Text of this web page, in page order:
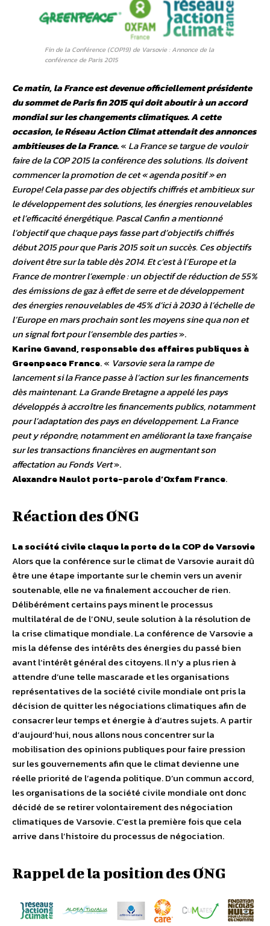
Fin de la Conférence (COP19) de Varsovie : Annonce de la
conférence de Paris 2015
Ce matin, la France est devenue officiellement présidente
du sommet de Paris fin 2015 qui doit aboutir à un accord
mondial sur les changements climatiques. A cette
occasion, le Réseau Action Climat attendait des annonces
ambitieuses de la France.« La France se targue de vouloir
faire de la COP 2015 la conférence des solutions. Ils doivent
commencer la promotion de cet « agenda positif » en
Europe! Cela passe par des objectifs chiffrés et ambitieux sur
le développement des solutions, les énergies renouvelables
et l’efficacité énergétique. Pascal Canfin a mentionné
l’objectif que chaque pays fasse part d’objectifs chiffrés
début 2015 pour que Paris 2015 soit un succès. Ces objectifs
doivent être sur la table dès 2014. Et c’est à l’Europe et la
France de montrer l’exemple : un objectif de réduction de 55%
des émissions de gaz à effet de serre et de développement
des énergies renouvelables de 45% d’ici à 2030 à l’échelle de
l’Europe en mars prochain sont les moyens sine qua non et
un signal fort pour l’ensemble des parties».
Karine Gavand, responsable des affaires publiques à
Greenpeace France. « Varsovie sera la rampe de
lancement si la France passe à l’action sur les financements
dès maintenant. La Grande Bretagne a appelé les pays
développés à accroître les financements publics, notamment
pour l’adaptation des pays en développement. La France
peut y répondre, notamment en améliorant la taxe française
sur les transactions financières en augmentant son
affectation au Fonds Vert».
Alexandre Naulot porte-parole d’Oxfam France.
Réaction des ONG
La société civile claque la porte de la COP de Varsovie
Alors que la conférence sur le climat de Varsovie aurait dû
être une étape importante sur le chemin vers un avenir
soutenable, elle ne va finalement accoucher de rien.
Délibérément certains pays minent le processus
multilatéral de de l’ONU, seule solution à la résolution de
la crise climatique mondiale. La conférence de Varsovie a
mis la défense des intérêts des énergies du passé bien
avant l’intérêt général des citoyens. Il n’y a plus rien à
attendre d’une telle mascarade et les organisations
représentatives de la société civile mondiale ont pris la
décision de quitter les négociations climatiques afin de
consacrer leur temps et énergie à d’autres sujets. A partir
d’aujourd’hui, nous allons nous concentrer sur la
mobilisation des opinions publiques pour faire pression
sur les gouvernements afin que le climat devienne une
réelle priorité de l’agenda politique. D’un commun accord,
les organisations de la société civile mondiale ont donc
décidé de se retirer volontairement des négociation
climatiques de Varsovie. C’est la première fois que cela
arrive dans l’histoire du processus de négociation.
Rappel de la position des ONG